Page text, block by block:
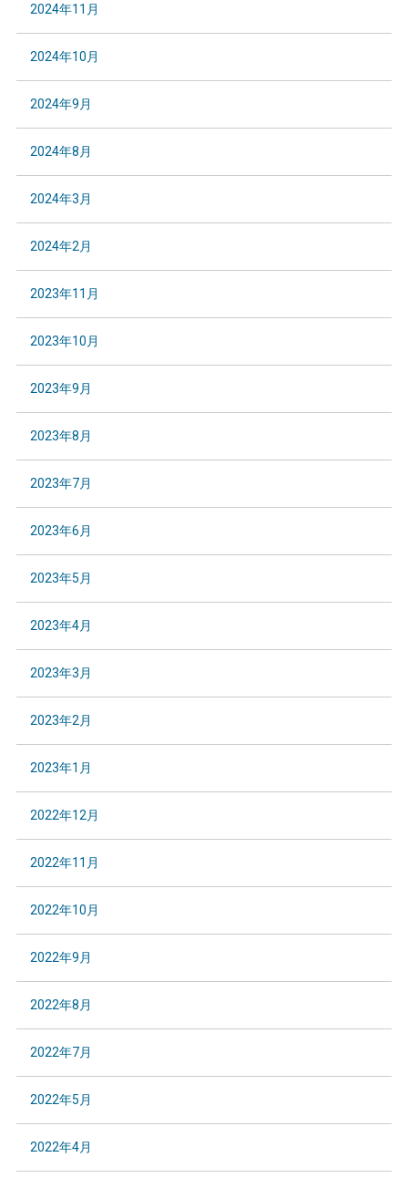
2024年11月
2024年10月
2024年9月
2024年8月
2024年3月
2024年2月
2023年11月
2023年10月
2023年9月
2023年8月
2023年7月
2023年6月
2023年5月
2023年4月
2023年3月
2023年2月
2023年1月
2022年12月
2022年11月
2022年10月
2022年9月
2022年8月
2022年7月
2022年5月
2022年4月